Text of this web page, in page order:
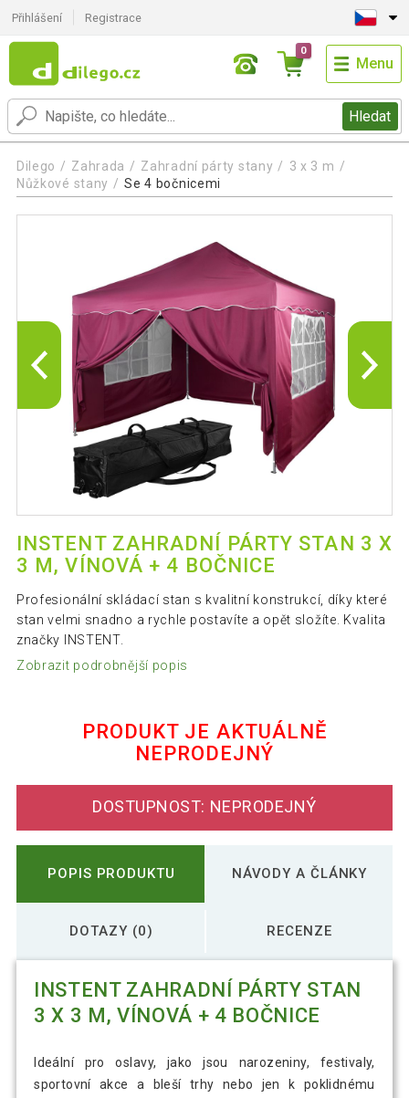
Přihlášení Registrace
Hledat
0
Menu
Dilego Zahrada Zahradní párty stany
3 x 3 m
Nůžkové stany
Se 4 bočnicemi
INSTENT ZAHRADNÍ PÁRTY STAN 3 X
3 M, VÍNOVÁ + 4 BOČNICE
Profesionální skládací stan s kvalitní konstrukcí, díky které
stan velmi snadno a rychle postavíte a opět složíte. Kvalita
značky INSTENT.
Zobrazit podrobnější popis
PRODUKT JE AKTUÁLNĚ
NEPRODEJNÝ
DOSTUPNOST: NEPRODEJNÝ
POPIS PRODUKTU NÁVODY A ČLÁNKY
DOTAZY (0) RECENZE
INSTENT ZAHRADNÍ PÁRTY STAN
3 X 3 M, VÍNOVÁ + 4 BOČNICE
Ideální pro oslavy, jako jsou narozeniny, festivaly,
sportovní akce a bleší trhy nebo jen k poklidnému